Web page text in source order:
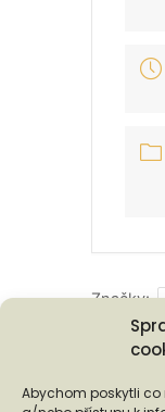
Abychom poskytli co
Značky:
Podporují